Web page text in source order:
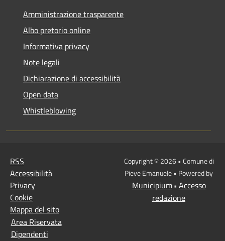
Amministrazione trasparente
Albo pretorio online
Informativa privacy
Note legali
Dichiarazione di accessibilità
Open data
Whistleblowing
RSS
Accessibilità
Privacy
Cookie
Mappa del sito
Area Riservata
Dipendenti
Copyright © 2026 • Comune di
Pieve Emanuele • Powered by
Municipium• Accesso
redazione